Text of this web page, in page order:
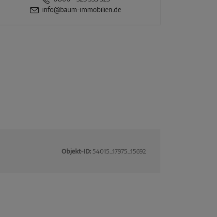
info@baum-immobilien.de
Objekt-ID: 54015_17975_15692